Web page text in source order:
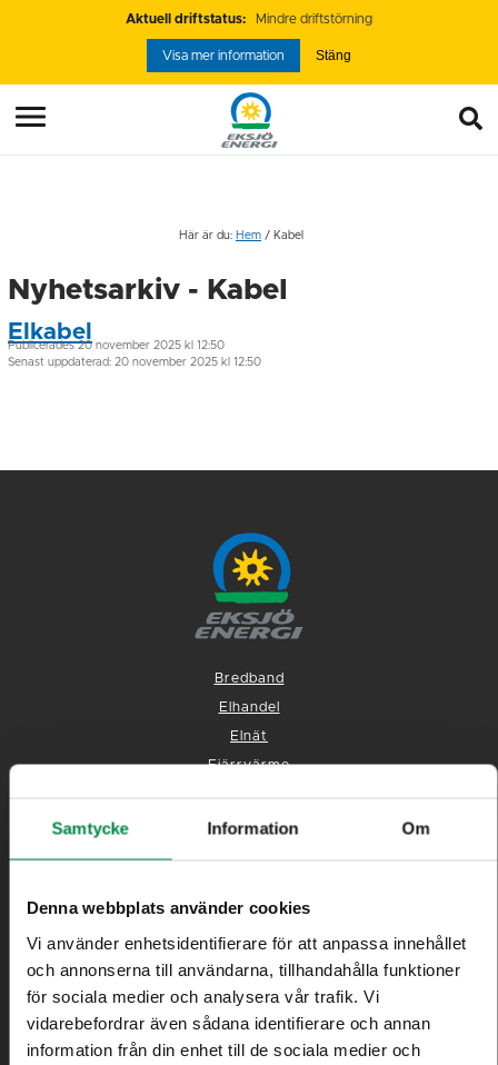
Samtycke Information Om
Denna webbplats använder cookies
Vi använder enhetsidentifierare för att anpassa innehållet
och annonserna till användarna, tillhandahålla funktioner
för sociala medier och analysera vår trafik. Vi
vidarebefordrar även sådana identifierare och annan
information från din enhet till de sociala medier och
Aktuell driftstatus: Mindre driftstörning
Visa mer information Stäng
Här är du: Hem / Kabel
Nyhetsarkiv - Kabel
Elkabel
Publicerades20 november 2025 kl 12:50
Senast uppdaterad: 20 november 2025 kl 12:50
Bredband
Elhandel
Elnät
Fjärrvärme
Teknik & Underhåll (Gata, Park samt Mark & Anläggning)
Eksjö Energi AB